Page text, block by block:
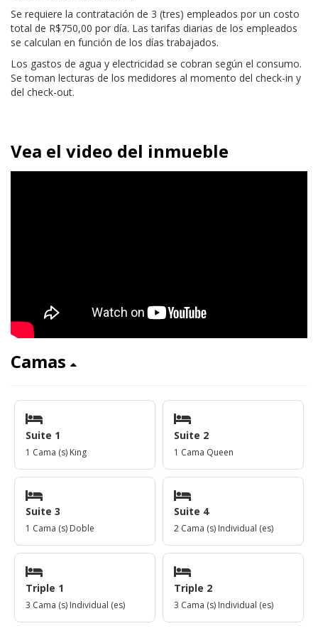
Se requiere la contratación de 3 (tres) empleados por un costo
total de R$750,00 por día. Las tarifas diarias de los empleados
se calculan en función de los días trabajados.
Los gastos de agua y electricidad se cobran según el consumo.
Se toman lecturas de los medidores al momento del check-in y
del check-out.
Vea el video del inmueble
Camas
Suite 1
1 Cama (s) King
Suite 2
1 Cama Queen
Suite 3
1 Cama (s) Doble
Suite 4
2 Cama (s) Individual (es)
Triple 1
3 Cama (s) Individual (es)
Triple 2
3 Cama (s) Individual (es)